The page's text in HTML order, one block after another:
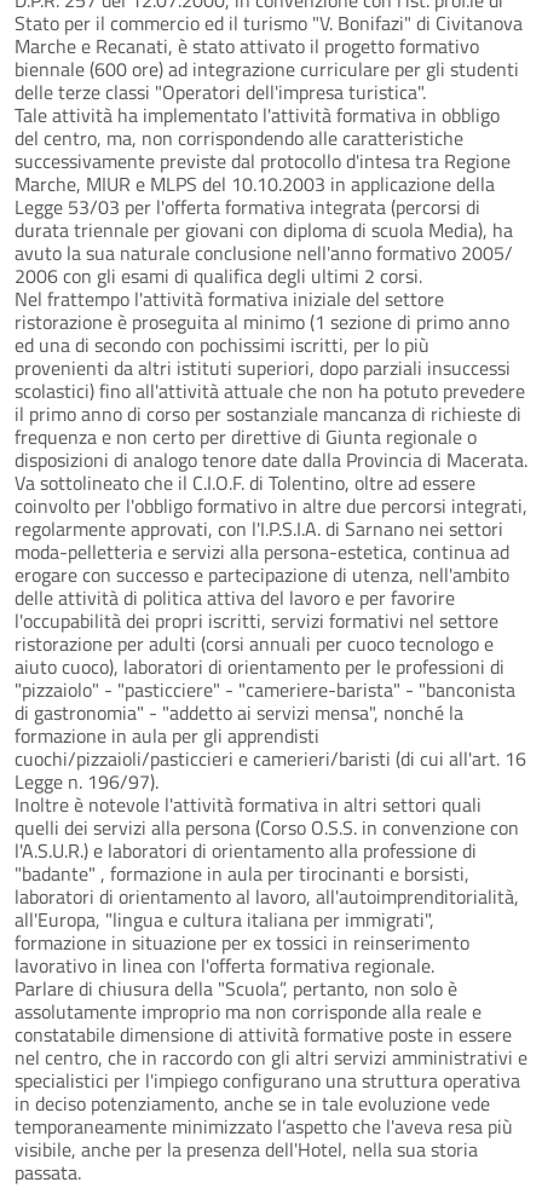
Stato per il commercio ed il turismo "V. Bonifazi" di Civitanova
Marche e Recanati, è stato attivato il progetto formativo
biennale (600 ore) ad integrazione curriculare per gli studenti
delle terze classi "Operatori dell'impresa turistica".
Tale attività ha implementato l'attività formativa in obbligo
del centro, ma, non corrispondendo alle caratteristiche
successivamente previste dal protocollo d'intesa tra Regione
Marche, MIUR e MLPS del 10.10.2003 in applicazione della
Legge 53/03 per l'offerta formativa integrata (percorsi di
durata triennale per giovani con diploma di scuola Media), ha
avuto la sua naturale conclusione nell'anno formativo 2005/
2006 con gli esami di qualifica degli ultimi 2 corsi.
Nel frattempo l'attività formativa iniziale del settore
ristorazione è proseguita al minimo (1 sezione di primo anno
ed una di secondo con pochissimi iscritti, per lo più
provenienti da altri istituti superiori, dopo parziali insuccessi
scolastici) fino all'attività attuale che non ha potuto prevedere
il primo anno di corso per sostanziale mancanza di richieste di
frequenza e non certo per direttive di Giunta regionale o
disposizioni di analogo tenore date dalla Provincia di Macerata.
Va sottolineato che il C.I.O.F. di Tolentino, oltre ad essere
coinvolto per l'obbligo formativo in altre due percorsi integrati,
regolarmente approvati, con l'I.P.S.I.A. di Sarnano nei settori
moda-pelletteria e servizi alla persona-estetica, continua ad
erogare con successo e partecipazione di utenza, nell'ambito
delle attività di politica attiva del lavoro e per favorire
l'occupabilità dei propri iscritti, servizi formativi nel settore
ristorazione per adulti (corsi annuali per cuoco tecnologo e
aiuto cuoco), laboratori di orientamento per le professioni di
"pizzaiolo" - "pasticciere" - "cameriere-barista" - "banconista
di gastronomia" - "addetto ai servizi mensa", nonché la
formazione in aula per gli apprendisti
cuochi/pizzaioli/pasticcieri e camerieri/baristi (di cui all'art. 16
Legge n. 196/97).
Inoltre è notevole l'attività formativa in altri settori quali
quelli dei servizi alla persona (Corso O.S.S. in convenzione con
l'A.S.U.R.) e laboratori di orientamento alla professione di
"badante" , formazione in aula per tirocinanti e borsisti,
laboratori di orientamento al lavoro, all'autoimprenditorialità,
all'Europa, "lingua e cultura italiana per immigrati",
formazione in situazione per ex tossici in reinserimento
lavorativo in linea con l'offerta formativa regionale.
Parlare di chiusura della "Scuola”, pertanto, non solo è
assolutamente improprio ma non corrisponde alla reale e
constatabile dimensione di attività formative poste in essere
nel centro, che in raccordo con gli altri servizi amministrativi e
specialistici per l'impiego configurano una struttura operativa
in deciso potenziamento, anche se in tale evoluzione vede
temporaneamente minimizzato l’aspetto che l'aveva resa più
visibile, anche per la presenza dell'Hotel, nella sua storia
passata.